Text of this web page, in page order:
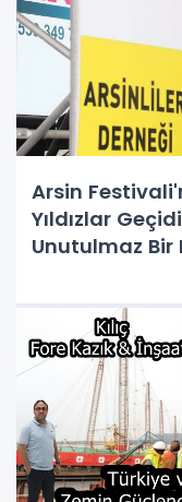
Arsin
Yıldızlar
Unutulmaz Bir